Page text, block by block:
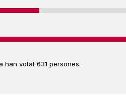
han votat 631 persones.